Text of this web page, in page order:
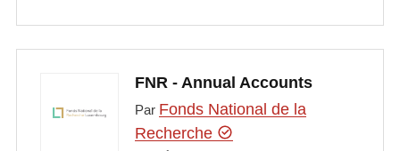
FNR - Annual Accounts
Par Fonds National de la
Recherche